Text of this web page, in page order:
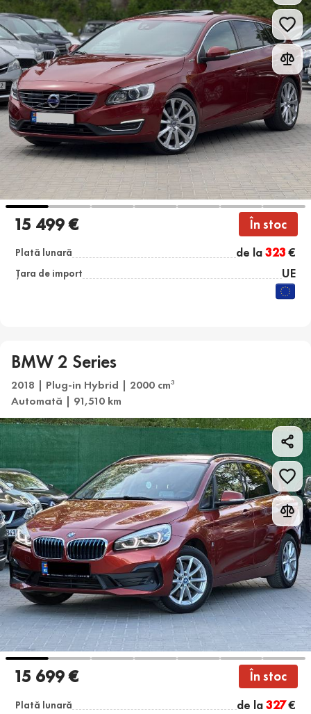
15 499 € În stoc
Plată lunară de la323€
Țara de import UE
BMW 2 Series
2018 | Plug-in Hybrid | 2000 cm3
Automată | 91,510 km
15 699 € În stoc
Plată lunară de la327€